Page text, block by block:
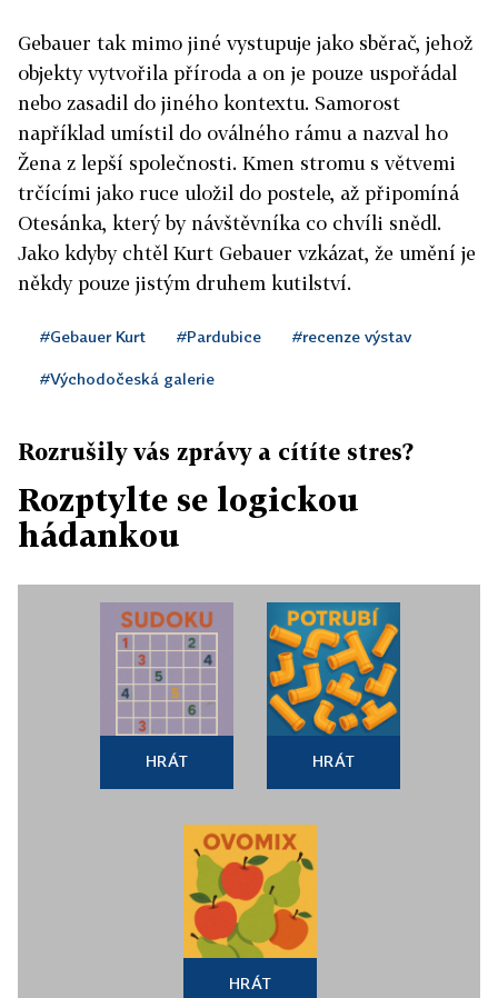
Gebauer tak mimo jiné vystupuje jako sběrač, jehož
objekty vytvořila příroda a on je pouze uspořádal
nebo zasadil do jiného kontextu. Samorost
například umístil do oválného rámu a nazval ho
Žena z lepší společnosti. Kmen stromu s větvemi
trčícími jako ruce uložil do postele, až připomíná
Otesánka, který by návštěvníka co chvíli snědl.
Jako kdyby chtěl Kurt Gebauer vzkázat, že umění je
někdy pouze jistým druhem kutilství.
#Gebauer Kurt #Pardubice #recenze výstav
#Východočeská galerie
Rozrušily vás zprávy a cítíte stres?
Rozptylte se logickou
hádankou
HRÁT HRÁT
HRÁT